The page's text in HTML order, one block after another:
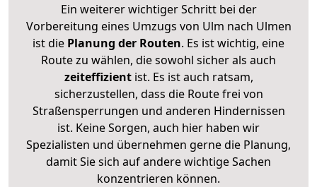
Ein weiterer wichtiger Schritt bei der
Vorbereitung eines Umzugs von Ulm nach Ulmen
ist die Planung der Routen. Es ist wichtig, eine
Route zu wählen, die sowohl sicher als auch
zeiteffizientist. Es ist auch ratsam,
sicherzustellen, dass die Route frei von
Straßensperrungen und anderen Hindernissen
ist. Keine Sorgen, auch hier haben wir
Spezialisten und übernehmen gerne die Planung,
damit Sie sich auf andere wichtige Sachen
konzentrieren können.